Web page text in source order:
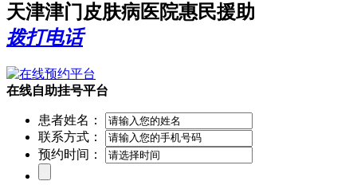
天津津门皮肤病医院惠民援助
拨打电话
在线自助挂号平台
患者姓名：
联系方式：
预约时间：